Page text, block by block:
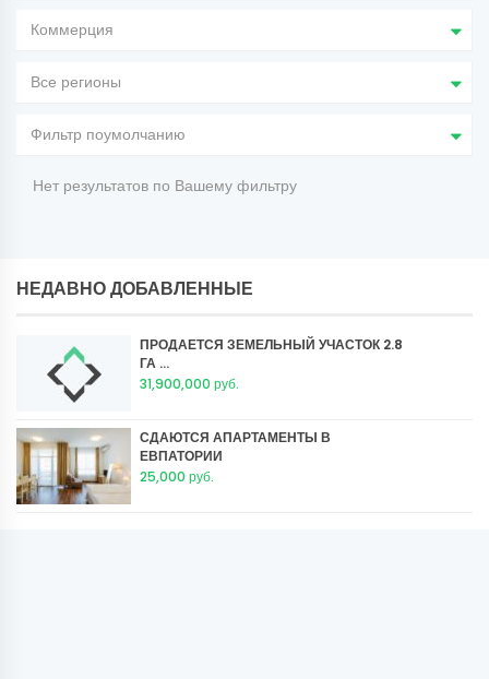
Коммерция
Все регионы
Фильтр поумолчанию
Нет результатов по Вашему фильтру
НЕДАВНО ДОБАВЛЕННЫЕ
ПРОДАЕТСЯ ЗЕМЕЛЬНЫЙ УЧАСТОК 2.8
ГА ...
31,900,000 руб.
СДАЮТСЯ АПАРТАМЕНТЫ В
ЕВПАТОРИИ
25,000 руб.